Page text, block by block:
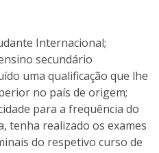
Internacional;
secundário
uma qualificação que lhe
no país de origem;
para a frequência do
tenha realizado os exames
do respetivo curso de